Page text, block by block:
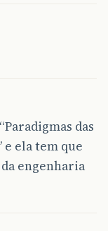
das
e ela tem que
engenharia